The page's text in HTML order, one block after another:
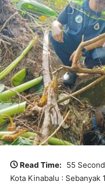
Read Time: 55 Second
Kota Kinabalu : Sebanyak